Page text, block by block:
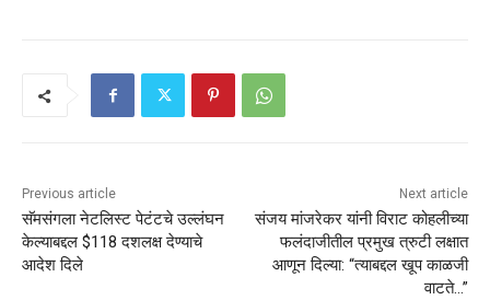
Previous article
सॅमसंगला नेटलिस्ट पेटंटचे उल्लंघन
केल्याबद्दल $118 दशलक्ष देण्याचे
आदेश दिले
Next article
संजय मांजरेकर यांनी विराट कोहलीच्या
फलंदाजीतील प्रमुख त्रुटी लक्षात
आणून दिल्या: “त्याबद्दल खूप काळजी
वाटते…”